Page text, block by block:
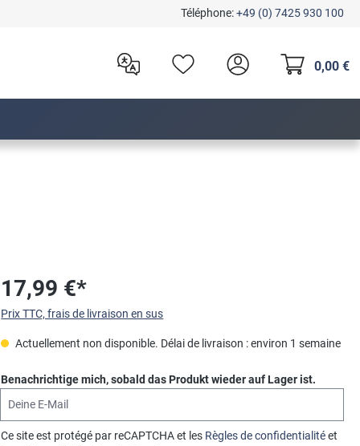
Téléphone:+49 (0) 7425 930 100
0,00 €
17,99 €*
Prix TTC, frais de livraison en sus
Actuellement non disponible. Délai de livraison : environ 1 semaine
Benachrichtige mich, sobald das Produkt wieder auf Lager ist.
Ce site est protégé par reCAPTCHA et les Règles de confidentialitéet